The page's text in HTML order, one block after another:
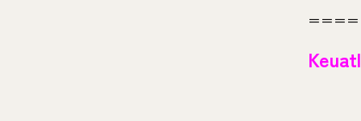
＝＝＝